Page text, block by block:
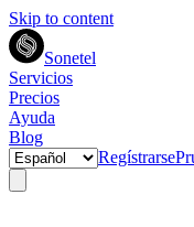
Skip to content
Sonetel
Servicios
Precios
Ayuda
Blog
Regístrarse